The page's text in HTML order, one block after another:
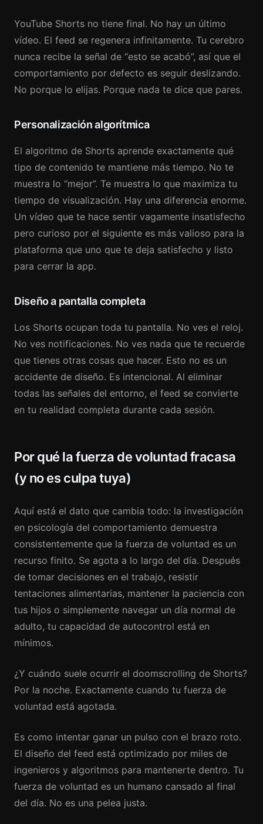
YouTube Shorts no tiene final. No hay un último
vídeo. El feed se regenera infinitamente. Tu cerebro
nunca recibe la señal de “esto se acabó”, así que el
comportamiento por defecto es seguir deslizando.
No porque lo elijas. Porque nada te dice que pares.
Personalización algorítmica
El algoritmo de Shorts aprende exactamente qué
tipo de contenido te mantiene más tiempo. No te
muestra lo “mejor”. Te muestra lo que maximiza tu
tiempo de visualización. Hay una diferencia enorme.
Un vídeo que te hace sentir vagamente insatisfecho
pero curioso por el siguiente es más valioso para la
plataforma que uno que te deja satisfecho y listo
para cerrar la app.
Diseño a pantalla completa
Los Shorts ocupan toda tu pantalla. No ves el reloj.
No ves notificaciones. No ves nada que te recuerde
que tienes otras cosas que hacer. Esto no es un
accidente de diseño. Es intencional. Al eliminar
todas las señales del entorno, el feed se convierte
en tu realidad completa durante cada sesión.
Por qué la fuerza de voluntad fracasa
(y no es culpa tuya)
Aquí está el dato que cambia todo: la investigación
en psicología del comportamiento demuestra
consistentemente que la fuerza de voluntad es un
recurso finito. Se agota a lo largo del día. Después
de tomar decisiones en el trabajo, resistir
tentaciones alimentarias, mantener la paciencia con
tus hijos o simplemente navegar un día normal de
adulto, tu capacidad de autocontrol está en
mínimos.
¿Y cuándo suele ocurrir el doomscrolling de Shorts?
Por la noche. Exactamente cuando tu fuerza de
voluntad está agotada.
Es como intentar ganar un pulso con el brazo roto.
El diseño del feed está optimizado por miles de
ingenieros y algoritmos para mantenerte dentro. Tu
fuerza de voluntad es un humano cansado al final
del día. No es una pelea justa.